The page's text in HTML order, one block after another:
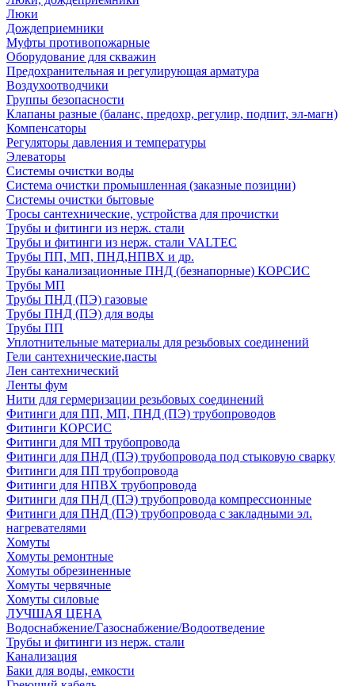
Люки
Дождеприемники
Муфты противопожарные
Оборудование для скважин
Предохранительная и регулирующая арматура
Воздухоотводчики
Группы безопасности
Клапаны разные (баланс, предохр, регулир, подпит, эл-магн)
Компенсаторы
Регуляторы давления и температуры
Элеваторы
Системы очистки воды
Система очистки промышленная (заказные позиции)
Системы очистки бытовые
Тросы сантехнические, устройства для прочистки
Трубы и фитинги из нерж. стали
Трубы и фитинги из нерж. стали VALTEC
Трубы ПП, МП, ПНД,НПВХ и др.
Трубы канализационные ПНД (безнапорные) КОРСИС
Трубы МП
Трубы ПНД (ПЭ) газовые
Трубы ПНД (ПЭ) для воды
Трубы ПП
Уплотнительные материалы для резьбовых соединений
Гели сантехнические,пасты
Лен сантехнический
Ленты фум
Нити для гермеризации резьбовых соединений
Фитинги для ПП, МП, ПНД (ПЭ) трубопроводов
Фитинги КОРСИС
Фитинги для МП трубопровода
Фитинги для ПНД (ПЭ) трубопровода под стыковую сварку
Фитинги для ПП трубопровода
Фитинги для НПВХ трубопровода
Фитинги для ПНД (ПЭ) трубопровода компрессионные
Фитинги для ПНД (ПЭ) трубопровода с закладными эл.
нагревателями
Хомуты
Хомуты ремонтные
Хомуты обрезиненные
Хомуты червячные
Хомуты силовые
ЛУЧШАЯ ЦЕНА
Водоснабжение/Газоснабжение/Водоотведение
Трубы и фитинги из нерж. стали
Канализация
Баки для воды, емкости